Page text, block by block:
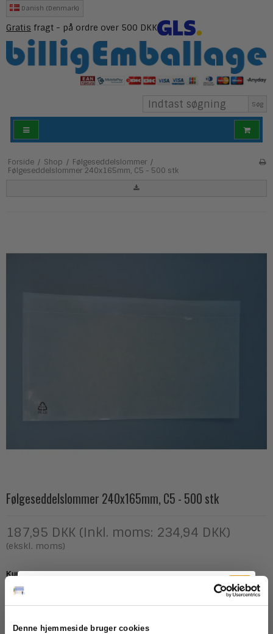
Denne hjemmeside bruger cookies
Danish (Denmark)
Gratis fragt - på ordre over 500 DKK
Søg
Forside / Shop / Følgeseddelslommer /
Følgeseddelslommer 240x165mm, C5 - 500 stk
Følgeseddelslommer 240x165mm, C5 - 500 stk
187,95 DKK (Inkl. moms: 234,94 DKK)
(ekskl. moms)
Model/Varenr.: FSLRC1
Lagerstatus:
Varen er på lager.